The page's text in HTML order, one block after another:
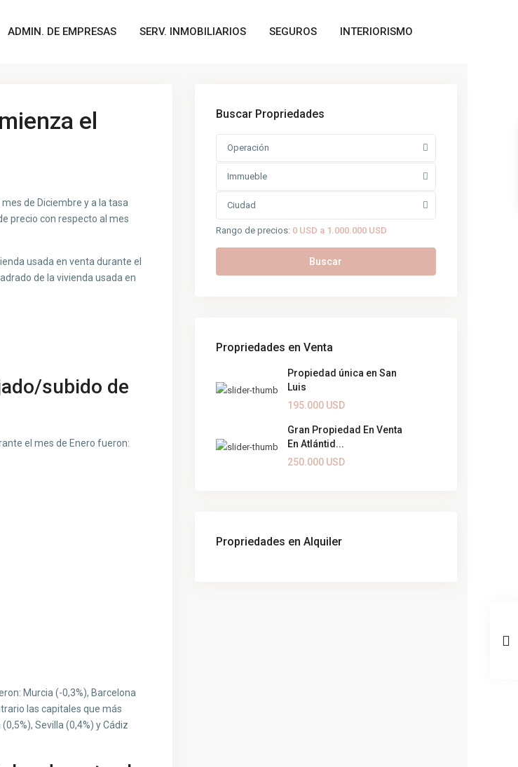
ADMIN. DE EMPRESAS SERV. INMOBILIARIOS SEGUROS INTERIORISMO
el
de Diciembre y a la tasa
precio con respecto al mes
usada en venta durante el
de la vivienda usada en
subido de
el mes de Enero fueron:
Murcia (-0,3%), Barcelona
las capitales que más
Sevilla (0,4%) y Cádiz
Buscar Propriedades
Operación
Immueble
Ciudad
Rango de precios: 0 USD a 1.000.000 USD
Buscar
Propriedades en Venta
Propiedad única en San
Luis
195.000 USD
Gran Propiedad En Venta
En Atlántid...
250.000 USD
Propriedades en Alquiler